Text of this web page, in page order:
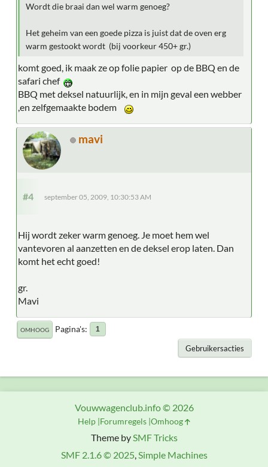
Wordt die braai dan wel warm genoeg?
Het geheim van een goede pizza is juist dat de oven erg
warm gestookt wordt (bij voorkeur 450+ gr.)
komt goed, ik maak ze op folie papier op de BBQ en de
safari chef
BBQ met deksel natuurlijk, en in mijn geval een webber
,en zelfgemaakte bodem
mavi
#4 september 05, 2009, 10:30:53 AM
Hij wordt zeker warm genoeg. Je moet hem wel
vantevoren al aanzetten en de deksel erop laten. Dan
komt het echt goed!
gr.
Mavi
OMHOOG Pagina's 1
Gebruikersacties
Theme bySMF Tricks
SMF 2.1.6 © 2025,Simple Machines
Vouwwagenclub.info © 2026
Help Forumregels Omhoog